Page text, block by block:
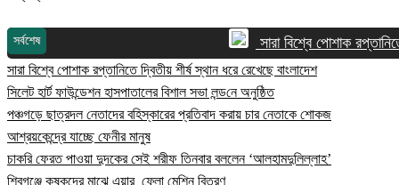
সর্বশেষ সারা বিশ্বে পোশাক রপ্তানিতে
সারা বিশ্বে পোশাক রপ্তানিতে দ্বিতীয় শীর্ষ স্থান ধরে রেখেছে বাংলাদেশ
সিলেট হার্ট ফাউন্ডেশন হাসপাতালের বিশাল সভা লন্ড‌নে অনুষ্ঠিত
পঞ্চগড়ে ছাত্রদল নেতাদের বহিস্কারের প্রতিবাদ করায় চার নেতাকে শোকজ
আশ্রয়কেন্দ্রে যাচ্ছে ফেনীর মানুষ
চাকরি ফেরত পাওয়া দুদকের সেই শরীফ তিনবার বললেন ‘আলহামদুলিল্লাহ’
শিবগঞ্জে কৃষকদের মাঝে এয়ার ফ্লো মেশিন বিতরণ